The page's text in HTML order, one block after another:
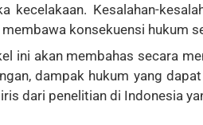
kecelakaan. Kesalahan-
membawa konsekuensi hukum
ini akan membahas secara
dampak hukum yang
dari penelitian di Indonesia